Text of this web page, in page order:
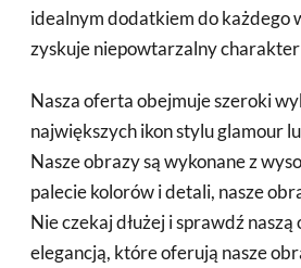
idealnym dodatkiem do każdego
zyskuje niepowtarzalny
Nasza oferta obejmuje szeroki
największych ikon stylu glamour
Nasze obrazy są wykonane z
palecie kolorów i detali, nasze
Nie czekaj dłużej i sprawdź
elegancją, które oferują nasze